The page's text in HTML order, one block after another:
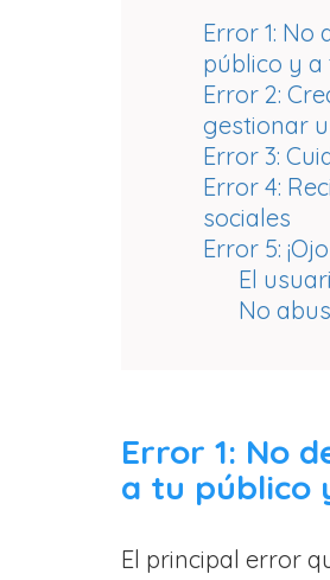
Error 1:
público y a
Error 2:
gestionar
Error 3:
Error 4:
sociales
Error 5:
El
No
Error 1: No
a tu público
El principal error